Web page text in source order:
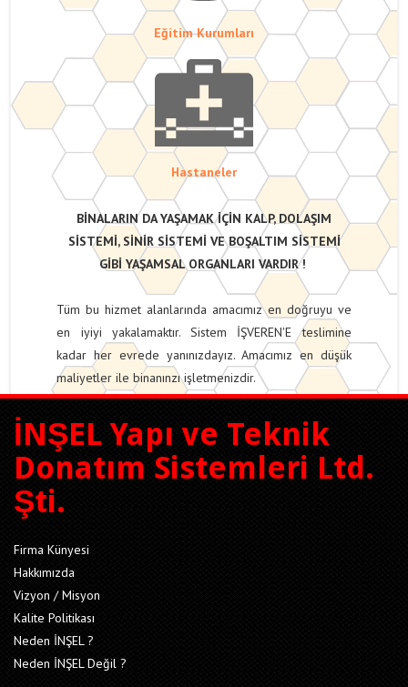
Eğitim Kurumları
Hastaneler
BİNALARIN DA YAŞAMAK İÇİN KALP, DOLAŞIM
SİSTEMİ, SİNİR SİSTEMİ VE BOŞALTIM SİSTEMİ
GİBİ YAŞAMSAL ORGANLARI VARDIR !
Tüm bu hizmet alanlarında amacımız en doğruyu ve
en iyiyi yakalamaktır. Sistem İŞVEREN'E teslimine
kadar her evrede yanınızdayız. Amacımız en düşük
maliyetler ile binanınzı işletmenizdir.
İNŞEL Yapı ve Teknik
Donatım Sistemleri Ltd.
Şti.
Firma Künyesi
Hakkımızda
Vizyon / Misyon
Kalite Politikası
Neden İNŞEL ?
Neden İNŞEL Değil ?